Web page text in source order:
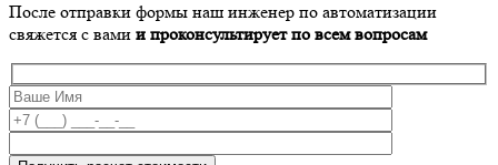
После отправки формы наш инженер по автоматизации
свяжется с вами и проконсультирует по всем вопросам